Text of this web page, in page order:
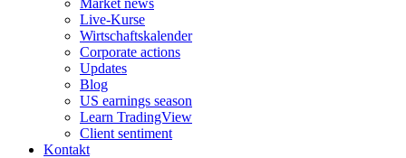
Live-Kurse
Wirtschaftskalender
Corporate actions
Updates
Blog
US earnings season
Learn TradingView
Client sentiment
Kontakt